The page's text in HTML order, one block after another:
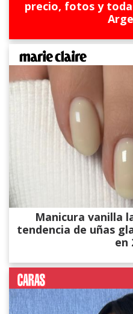
precio, fotos y
Manicura vanilla
tendencia de uñas
en